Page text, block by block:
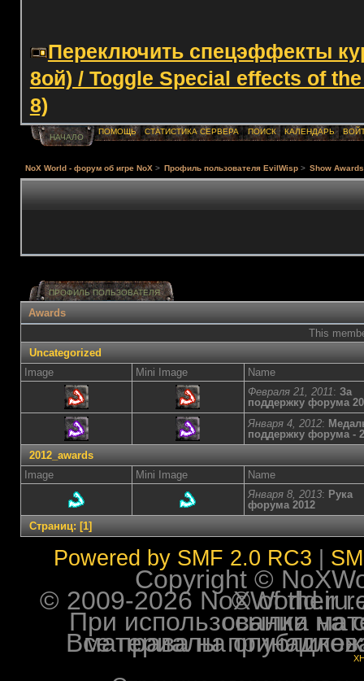
Переключить спецэффекты
8ой) / Toggle Special effects of
8)
НАЧАЛО
ПОМОЩЬ СТАТИСТИКА СЕРВЕРА ПОИСК КАЛЕНДАРЬ
NoX World - форум об игре NoX > Профиль пользователя EvilWisp > Show Awards
ПРОФИЛЬ ПОЛЬЗОВАТЕЛЯ
Awards
This
Uncategorized
Image
Mini Image
Name
Февраля 21, 2011: За
поддержку форума
Января 4, 2012:
поддержку форума -
2012_awards
Image
Mini Image
Name
Января 8, 2013: Рука
форума 2012
Страниц: [1]
Powered by SMF 2.0 RC3
Copyright ©
© 2009-2026 NoXWorld.ru. All
При использовании
Все права на опубликованные на форуме